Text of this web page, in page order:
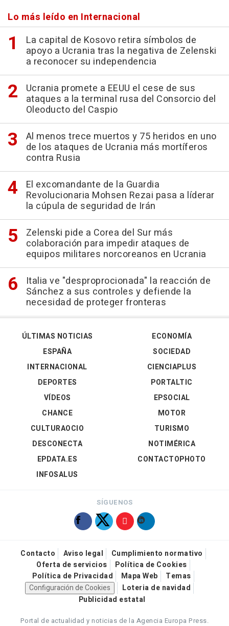
Lo más leído en Internacional
La capital de Kosovo retira símbolos de
apoyo a Ucrania tras la negativa de Zelenski
a reconocer su independencia
Ucrania promete a EEUU el cese de sus
ataques a la terminal rusa del Consorcio del
Oleoducto del Caspio
Al menos trece muertos y 75 heridos en uno
de los ataques de Ucrania más mortíferos
contra Rusia
El excomandante de la Guardia
Revolucionaria Mohsen Rezai pasa a líderar
la cúpula de seguridad de Irán
Zelenski pide a Corea del Sur más
colaboración para impedir ataques de
equipos militares norcoreanos en Ucrania
Italia ve "desproprocionada" la reacción de
Sánchez a sus controles y defiende la
necesidad de proteger fronteras
ÚLTIMAS NOTICIAS
ESPAÑA
INTERNACIONAL
DEPORTES
VÍDEOS
ECONOMÍA
SOCIEDAD
CIENCIAPLUS
PORTALTIC
EPSOCIAL
CHANCE
CULTURAOCIO
DESCONECTA
EPDATA.ES
INFOSALUS
MOTOR
TURISMO
NOTIMÉRICA
CONTACTOPHOTO
SÍGUENOS
Contacto Aviso legal
Cumplimiento normativo
Oferta de servicios
Política de Cookies
Política de Privacidad
Mapa Web
Temas
Configuración de Cookies
Loteria de navidad
Publicidad estatal
Portal de actualidad y noticias de la Agencia Europa Press.